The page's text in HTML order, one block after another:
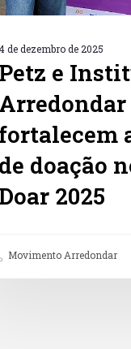
de dezembro de 2025
Petz e
Arredondar
fortalecem
de doação
Doar 2025
Movimento Arredondar